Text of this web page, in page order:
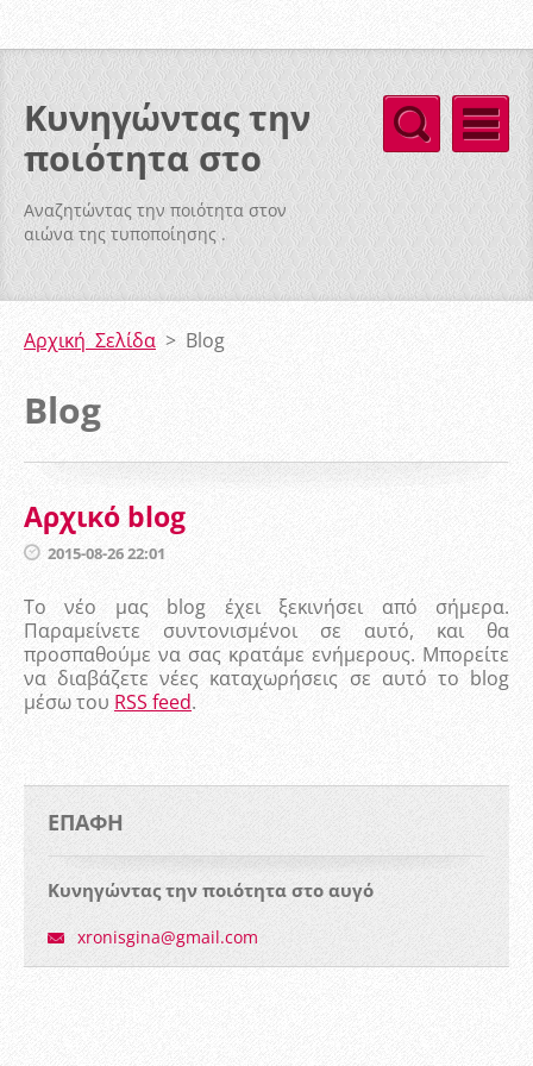
Κυνηγώντας την
ποιότητα στο
αυγό
Αναζητώντας την ποιότητα στον
αιώνα της τυποποίησης .
Αρχική Σελίδα > Blog
Blog
Αρχικό blog
2015-08-26 22:01
Το νέο μας blog έχει ξεκινήσει από σήμερα.
Παραμείνετε συντονισμένοι σε αυτό, και θα
προσπαθούμε να σας κρατάμε ενήμερους. Μπορείτε
να διαβάζετε νέες καταχωρήσεις σε αυτό το blog
μέσω του RSS feed.
ΕΠΑΦΉ
Κυνηγώντας την ποιότητα στο αυγό
xronisgina@gmail.com